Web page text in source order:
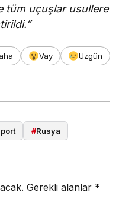
tüm uçuşlar usullere
Vay
Üzgün
#Rusya
Gerekli alanlar *